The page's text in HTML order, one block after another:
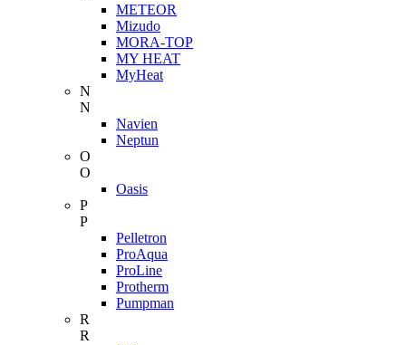
METEOR
Mizudo
MORA-TOP
MY HEAT
MyHeat
N
N
Navien
Neptun
O
O
Oasis
P
P
Pelletron
ProAqua
ProLine
Protherm
Pumpman
R
R